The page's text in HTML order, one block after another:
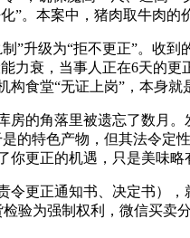
”。本案中，猪肉取牛肉
级为“拒不更正”。收到
力衰，当事人正在6天的
食堂“无证上岗”，本身就
角落里被遗忘了数月。
的特色产物，但其法令
更正的机遇，只是美味
正通知书、决定书），
验为强制权利，微信买